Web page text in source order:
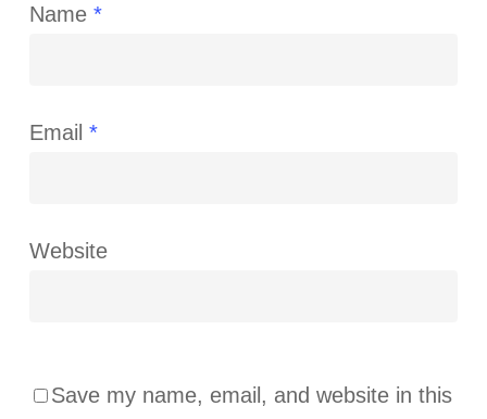
Name *
Email *
Website
Save my name, email, and website in this